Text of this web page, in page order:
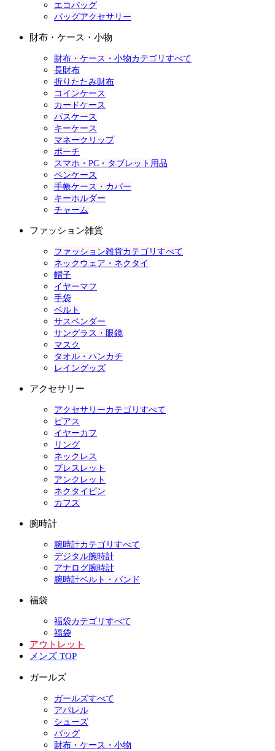
エコバッグ
バッグアクセサリー
財布・ケース・小物
財布・ケース・小物カテゴリすべて
長財布
折りたたみ財布
コインケース
カードケース
パスケース
キーケース
マネークリップ
ポーチ
スマホ・PC・タブレット用品
ペンケース
手帳ケース・カバー
キーホルダー
チャーム
ファッション雑貨
ファッション雑貨カテゴリすべて
ネックウェア・ネクタイ
帽子
イヤーマフ
手袋
ベルト
サスペンダー
サングラス・眼鏡
マスク
タオル・ハンカチ
レイングッズ
アクセサリー
アクセサリーカテゴリすべて
ピアス
イヤーカフ
リング
ネックレス
ブレスレット
アンクレット
ネクタイピン
カフス
腕時計
腕時計カテゴリすべて
デジタル腕時計
アナログ腕時計
腕時計ベルト・バンド
福袋
福袋カテゴリすべて
福袋
アウトレット
メンズ TOP
ガールズ
ガールズすべて
アパレル
シューズ
バッグ
財布・ケース・小物